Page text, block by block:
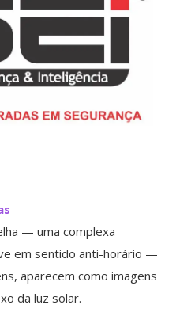
— uma complexa
em sentido anti-horário —
aparecem como imagens
da luz solar.